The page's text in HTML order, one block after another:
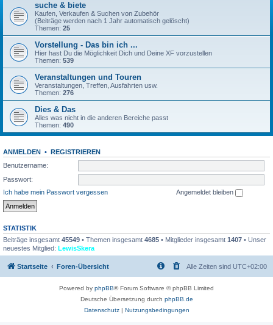
suche & biete
Kaufen, Verkaufen & Suchen von Zubehör
(Beiträge werden nach 1 Jahr automatisch gelöscht)
Themen: 25
Vorstellung - Das bin ich ...
Hier hast Du die Möglichkeit Dich und Deine XF vorzustellen
Themen: 539
Veranstaltungen und Touren
Veranstaltungen, Treffen, Ausfahrten usw.
Themen: 276
Dies & Das
Alles was nicht in die anderen Bereiche passt
Themen: 490
ANMELDEN • REGISTRIEREN
Benutzername:
Passwort:
Ich habe mein Passwort vergessen
Angemeldet bleiben
STATISTIK
Beiträge insgesamt 45549 • Themen insgesamt 4685 • Mitglieder insgesamt 1407 • Unser
neuestes Mitglied: LewisSkera
Startseite Foren-Übersicht Alle Zeiten sind UTC+02:00
Powered by phpBB® Forum Software © phpBB Limited
Deutsche Übersetzung durch phpBB.de
Datenschutz| Nutzungsbedingungen